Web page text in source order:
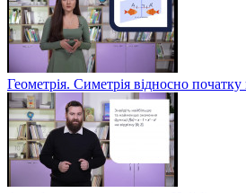
Геометрія. Симетрія відносно